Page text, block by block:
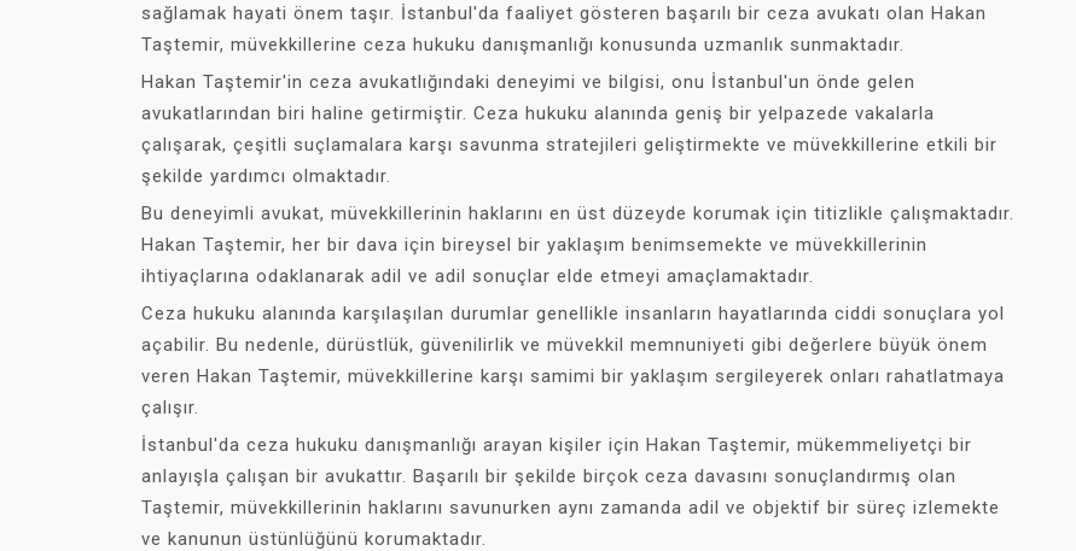
sağlamak hayati önem taşır. İstanbul'da faaliyet gösteren başarılı bir ceza avukatı olan Hakan
Taştemir, müvekkillerine ceza hukuku danışmanlığı konusunda uzmanlık sunmaktadır.
Hakan Taştemir'in ceza avukatlığındaki deneyimi ve bilgisi, onu İstanbul'un önde gelen
avukatlarından biri haline getirmiştir. Ceza hukuku alanında geniş bir yelpazede vakalarla
çalışarak, çeşitli suçlamalara karşı savunma stratejileri geliştirmekte ve müvekkillerine etkili bir
şekilde yardımcı olmaktadır.
Bu deneyimli avukat, müvekkillerinin haklarını en üst düzeyde korumak için titizlikle çalışmaktadır.
Hakan Taştemir, her bir dava için bireysel bir yaklaşım benimsemekte ve müvekkillerinin
ihtiyaçlarına odaklanarak adil ve adil sonuçlar elde etmeyi amaçlamaktadır.
Ceza hukuku alanında karşılaşılan durumlar genellikle insanların hayatlarında ciddi sonuçlara yol
açabilir. Bu nedenle, dürüstlük, güvenilirlik ve müvekkil memnuniyeti gibi değerlere büyük önem
veren Hakan Taştemir, müvekkillerine karşı samimi bir yaklaşım sergileyerek onları rahatlatmaya
çalışır.
İstanbul'da ceza hukuku danışmanlığı arayan kişiler için Hakan Taştemir, mükemmeliyetçi bir
anlayışla çalışan bir avukattır. Başarılı bir şekilde birçok ceza davasını sonuçlandırmış olan
Taştemir, müvekkillerinin haklarını savunurken aynı zamanda adil ve objektif bir süreç izlemekte
ve kanunun üstünlüğünü korumaktadır.